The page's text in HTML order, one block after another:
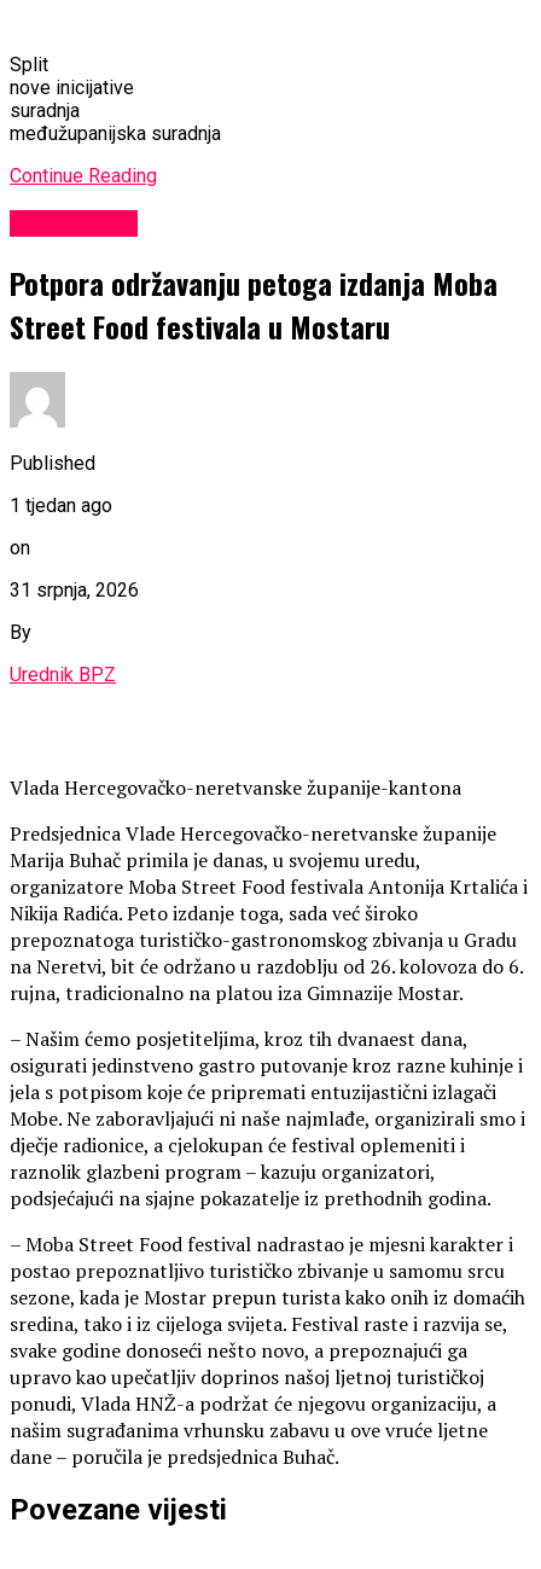
Split
nove inicijative
suradnja
međužupanijska suradnja
Continue Reading
Potpora održavanju petoga izdanja Moba
Street Food festivala u Mostaru
Published
1 tjedan ago
on
31 srpnja, 2026
By
Urednik BPZ
Vlada Hercegovačko-neretvanske županije-kantona
Predsjednica Vlade Hercegovačko-neretvanske županije
Marija Buhač primila je danas, u svojemu uredu,
organizatore Moba Street Food festivala Antonija Krtalića i
Nikija Radića. Peto izdanje toga, sada već široko
prepoznatoga turističko-gastronomskog zbivanja u Gradu
na Neretvi, bit će održano u razdoblju od 26. kolovoza do 6.
rujna, tradicionalno na platou iza Gimnazije Mostar.
– Našim ćemo posjetiteljima, kroz tih dvanaest dana,
osigurati jedinstveno gastro putovanje kroz razne kuhinje i
jela s potpisom koje će pripremati entuzijastični izlagači
Mobe. Ne zaboravljajući ni naše najmlađe, organizirali smo i
dječje radionice, a cjelokupan će festival oplemeniti i
raznolik glazbeni program – kazuju organizatori,
podsjećajući na sjajne pokazatelje iz prethodnih godina.
– Moba Street Food festival nadrastao je mjesni karakter i
postao prepoznatljivo turističko zbivanje u samomu srcu
sezone, kada je Mostar prepun turista kako onih iz domaćih
sredina, tako i iz cijeloga svijeta. Festival raste i razvija se,
svake godine donoseći nešto novo, a prepoznajući ga
upravo kao upečatljiv doprinos našoj ljetnoj turističkoj
ponudi, Vlada HNŽ-a podržat će njegovu organizaciju, a
našim sugrađanima vrhunsku zabavu u ove vruće ljetne
dane – poručila je predsjednica Buhač.
Povezane vijesti